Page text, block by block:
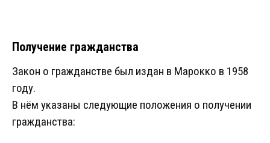
Получение гражданства
Закон о гражданстве был издан в Марокко в 1958
году.
В нём указаны следующие положения о получении
гражданства: